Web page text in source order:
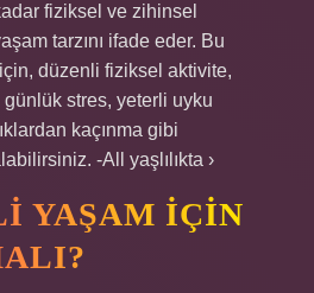
fiziksel ve zihinsel
tarzını ifade eder. Bu
düzenli fiziksel aktivite,
günlük stres, yeterli uyku
kaçınma gibi
-All yaşlılıkta ›
YAŞAM IÇIN